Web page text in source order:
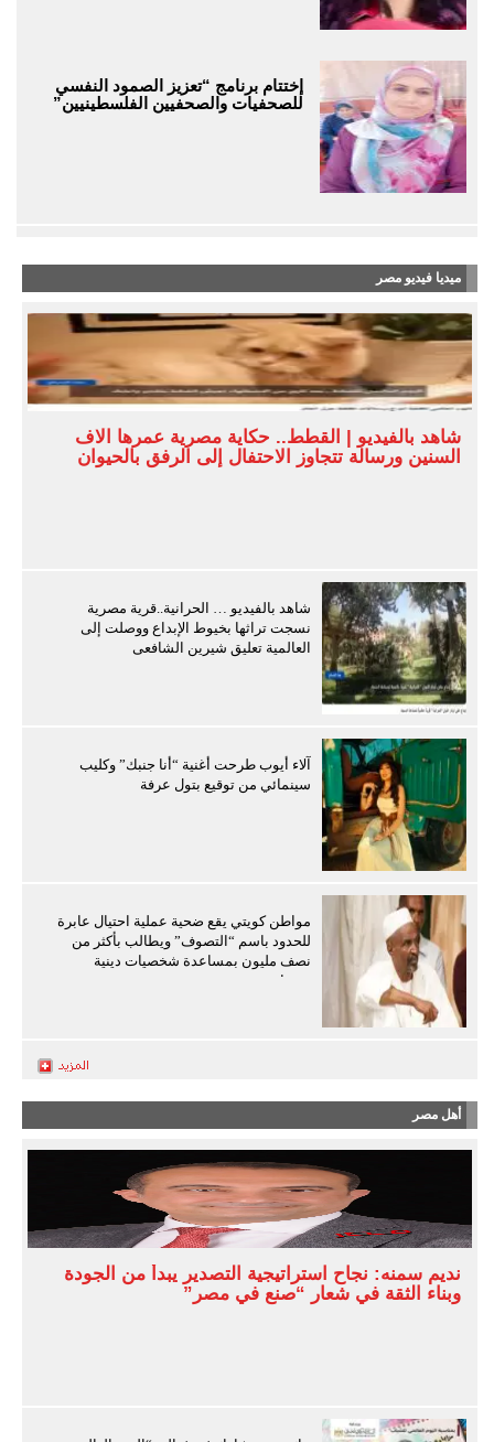
إختتام برنامج “تعزيز الصمود النفسي
للصحفيات والصحفيين الفلسطينيين”
ميديا فيديو مصر
شاهد بالفيديو | القطط.. حكاية مصرية عمرها آلاف
السنين ورسالة تتجاوز الاحتفال إلى الرفق بالحيوان
شاهد بالفيديو … الحرانية..قرية مصرية
نسجت تراثها بخيوط الإبداع ووصلت إلى
العالمية تعليق شيرين الشافعى
آلاء أيوب طرحت أغنية “أنا جنبك” وكليب
سينمائي من توقيع بتول عرفة
مواطن كويتي يقع ضحية عملية احتيال عابرة
للحدود باسم “التصوف” ويطالب بأكثر من
نصف مليون بمساعدة شخصيات دينية
سودانية
أهل مصر
نديم سمنه: نجاح استراتيجية التصدير يبدأ من الجودة
وبناء الثقة في شعار “صنع في مصر”